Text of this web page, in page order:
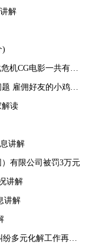
解
)
共有几部分别是什么）
作一起生产肥料需要消耗
解读
讲解
有限公司被罚3万元
讲解
讲解
元化解工作再提速